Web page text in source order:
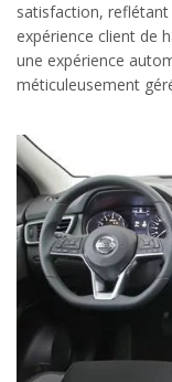
satisfaction,
expérience client de
une expérience
méticuleusement